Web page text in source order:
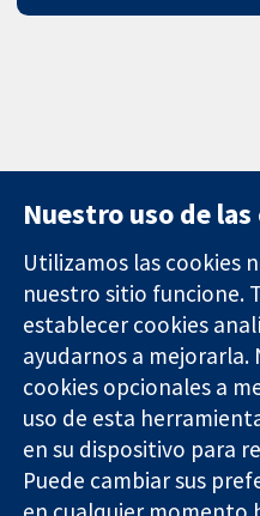
Evidencia fiable.
Decisiones
informadas.
Mejor salud.
11-13
Square
W1G
Reino
Nuestro uso de
Utilizamos las cookies
nuestro sitio funcione.
establecer cookies
ayudarnos a mejorarla.
cookies opcionales a
uso de esta
en su dispositivo para
Puede cambiar sus